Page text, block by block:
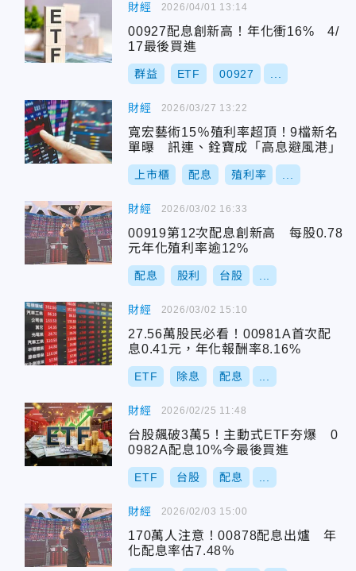
財經
00927配息創新高！年化衝16% 4/
17最後買進
群益 ETF 00927
2026/04/01 13:14
財經
寬宏藝術15％殖利率超頂！9檔新名
單曝 訊連、銓寶成「高息避風港」
上市櫃 配息 殖利率
2026/03/27 13:22
財經
00919第12次配息創新高 每股0.78
元年化殖利率逾12%
配息 股利 台股
2026/03/02 16:33
財經
27.56萬股民必看！00981A首次配
息0.41元，年化報酬率8.16%
ETF 除息 配息
2026/03/02 15:10
財經
台股飆破3萬5！主動式ETF夯爆 0
0982A配息10%今最後買進
ETF 台股 配息
2026/02/25 11:48
財經
170萬人注意！00878配息出爐 年
化配息率估7.48％
2026/02/03 15:00